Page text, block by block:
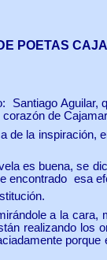
POETAS
Santiago Aguilar,
de
la inspiración,
es buena, se
encontrado esa
a la cara,
realizando los